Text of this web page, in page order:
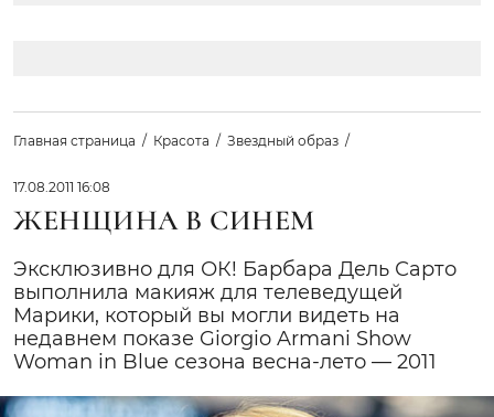
Главная страница Красота Звездный образ
17.08.2011 16:08
ЖЕНЩИНА В СИНЕМ
Эксклюзивно для ОК! Барбара Дель Сарто
выполнила макияж для телеведущей
Марики, который вы могли видеть на
недавнем показе Giorgio Armani Show
Woman in Blue сезона весна-лето — 2011